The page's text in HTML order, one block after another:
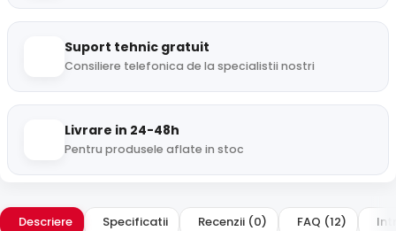
Suport tehnic gratuit
Consiliere telefonica de la specialistii nostri
Livrare in 24-48h
Pentru produsele aflate in stoc
Descriere Specificatii Recenzii (0) FAQ (12)